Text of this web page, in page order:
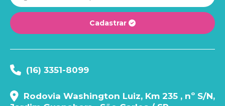
Cadastrar
(16) 3351-8099
Rodovia Washington Luiz, Km 235 , nº S/N,